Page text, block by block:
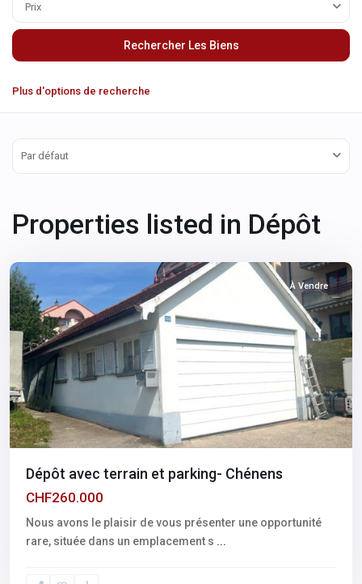
Prix
Plus d'options de recherche
Par défaut
Properties listed in Dépôt
Fribourg,
À Vendre
Dépôt avec terrain et parking- Chénens
CHF260.000
Nous avons le plaisir de vous présenter une opportunité
rare, située dans un emplacement s ...